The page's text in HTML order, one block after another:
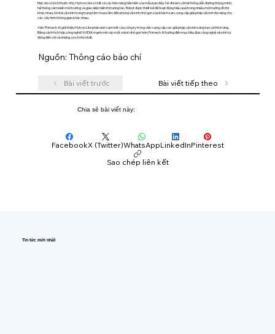
Mặc dù có kích thước nhỏ, Hytron Lite có tất cả các tính năng tiên tiến của mẫu ban đầu. Nó đi kèm với hệ thống dẫn đường thông minh,
hệ thống cảm biến môi trường và giao diện hiển thị tương tác. Robot được thiết kế để hoạt động hiệu quả trong nhiều môi trường đô thị
khác nhau, từ nhà vệ sinh trong trung tâm mua sắm đến phòng vệ sinh nhỏ gọn của khách sạn, cung cấp giải pháp vệ sinh đa năng cho
các cấu hình không gian khác nhau.
Việc Primech AI giới thiệu Hytron Lite phản ánh cam kết của công ty trong việc cung cấp các giải pháp vệ sinh sáng tạo và thích ứng.
Bằng cách tích hợp công nghệ NVIDIA mạnh mẽ vào một robot nhỏ gọn hơn, Primech AI hướng đến mục tiêu đưa công nghệ vệ sinh tự
động đến với cả những cơ sở nhỏ nhất.
Nguồn: Thông cáo báo chí
Bài viết trước Bài viết tiếp theo
Chia sẻ bài viết này:
FacebookX (Twitter)WhatsAppLinkedInPinterest
Sao chép liên kết
Tin tức mới nhất